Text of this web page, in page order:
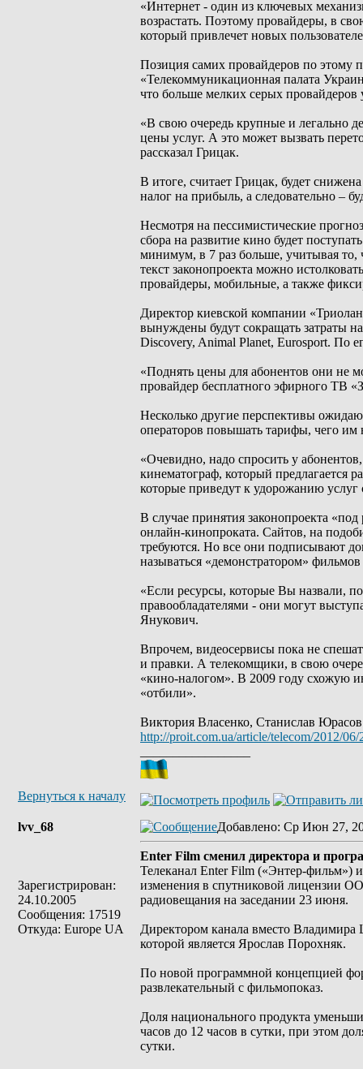
«Интернет - один из ключевых
возрастать. Поэтому провайдеры, в
который привлечет новых
Позиция самих провайдеров по этому
«Телекоммуникационная палата
что больше мелких серых провайдеров
«В свою очередь крупные и легально
цены услуг. А это может вызвать
рассказал Грицак.
В итоге, считает Грицак, будет
налог на прибыль, а следовательно –
Несмотря на пессимистические
сбора на развитие кино будет
минимум, в 7 раз больше, учитывая
текст законопроекта можно
провайдеры, мобильные, а также
Директор киевской компании
вынуждены будут сокращать затраты
Discovery, Animal Planet, Eurosport. По
«Поднять цены для абонентов они не
провайдер бесплатного эфирного ТВ
Несколько другие перспективы
операторов повышать тарифы, чего им
«Очевидно, надо спросить у
кинематограф, который предлагается
которые приведут к удорожанию
В случае принятия законопроекта
онлайн-кинопроката. Сайтов, на
требуются. Но все они подписывают
называться «демонстратором»
«Если ресурсы, которые Вы назвали,
правообладателями - они могут
Янукович.
Впрочем, видеосервисы пока не
и правки. А телекомщики, в свою
«кино-налогом». В 2009 году схожую
«отбили».
Виктория Власенко, Станислав Юрасов
http://proit.com.ua/article/telecom/2012/
Вернуться к началу
lvv_68
Зарегистрирован:
24.10.2005
Сообщения: 17519
Откуда: Europe UA
Добавлено: Ср Июн 27,
Enter Film сменил директора и
Телеканал Enter Film («Энтер-фильм»)
изменения в спутниковой лицензии
радиовещания на заседании 23 июня.
Директором канала вместо
которой является Ярослав Порохняк.
По новой программной концепцией
развлекательный с фильмопоказ.
Доля национального продукта
часов до 12 часов в сутки, при этом
сутки.